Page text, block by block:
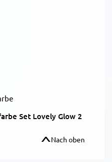
Set Lovely Glow 2
Nach oben